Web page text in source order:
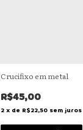
Crucifixo em metal
R$45,00
2 x de R$22,50 sem juros